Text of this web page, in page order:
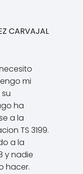
CARVAJAL
mi
ha
a la
TS 3199.
a la
y nadie
hacer.